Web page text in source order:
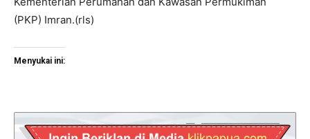
(PKP) Imran.(rls)
Menyukai ini: